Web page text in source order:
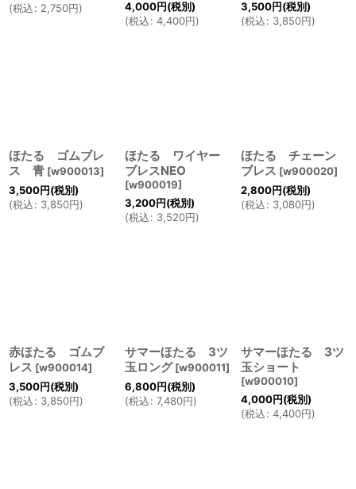
(税込: 2,750円)
4,000円(税別)
(税込: 4,400円)
3,500円(税別)
(税込: 3,850円)
ほたる ゴムブレ
ス 青 [w900013]
3,500円(税別)
(税込: 3,850円)
ほたる ワイヤー
ブレスNEO
[w900019]
3,200円(税別)
(税込: 3,520円)
ほたる チェーン
ブレス [w900020]
2,800円(税別)
(税込: 3,080円)
赤ほたる ゴムブ
レス [w900014]
3,500円(税別)
(税込: 3,850円)
サマーほたる 3ツ
玉ロング [w900011]
6,800円(税別)
(税込: 7,480円)
サマーほたる 3ツ
玉ショート
[w900010]
4,000円(税別)
(税込: 4,400円)